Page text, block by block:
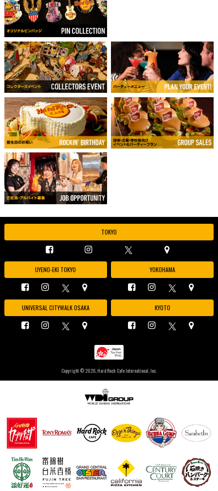
TOKYO
UYENO-EKI TOKYO YOKOHAMA
UNIVERSAL CITYWALK OSAKA KYOTO
Copyright © 2026, Hard Rock Cafe International, Inc.